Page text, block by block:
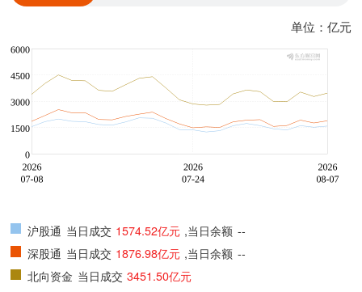
单位：亿元
沪股通 当日成交 1574.52亿元 ,当日余额 --
深股通 当日成交 1876.98亿元 ,当日余额 --
北向资金 当日成交 3451.50亿元